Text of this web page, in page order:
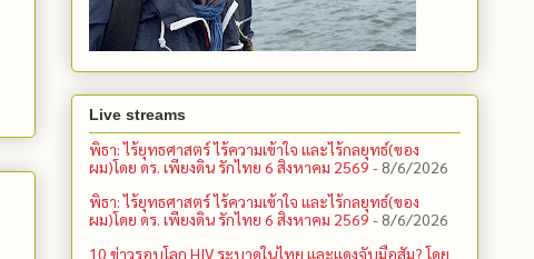
Live streams
พิธา: ไร้ยุทธศาสตร์ ไร้ความเข้าใจ และไร้กลยุทธ์(ของ
ผม)โดย ดร. เพียงดิน รักไทย 6 สิงหาคม 2569 - 8/6/2026
พิธา: ไร้ยุทธศาสตร์ ไร้ความเข้าใจ และไร้กลยุทธ์(ของ
ผม)โดย ดร. เพียงดิน รักไทย 6 สิงหาคม 2569 - 8/6/2026
10 ข่าวรอบโลก HIV ระบาดในไทย และแดงจับมือสัม? โดย